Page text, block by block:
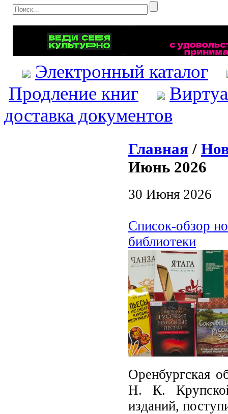
Электронный каталог
Продление книг
доставка документов
Главная /
Июнь 2026
30 Июня 2026
Список-обзор
библиотеки
Оренбургская
Н. К.
изданий,